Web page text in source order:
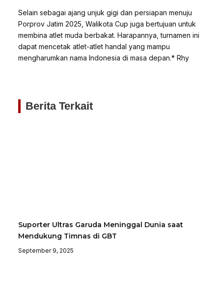
Selain sebagai ajang unjuk gigi dan persiapan menuju
Porprov Jatim 2025, Walikota Cup juga bertujuan untuk
membina atlet muda berbakat. Harapannya, turnamen ini
dapat mencetak atlet-atlet handal yang mampu
mengharumkan nama Indonesia di masa depan.* Rhy
Berita Terkait
Suporter Ultras Garuda Meninggal Dunia saat
Mendukung Timnas di GBT
September 9, 2025